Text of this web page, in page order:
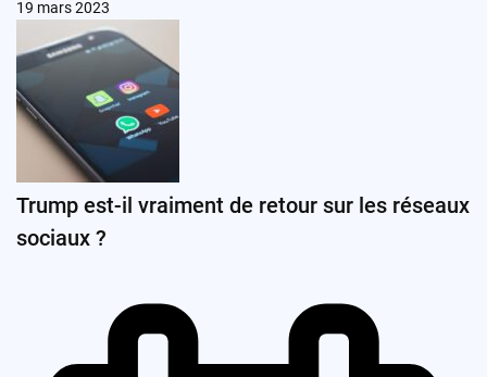
19 mars 2023
Trump est-il vraiment de retour sur les réseaux
sociaux ?